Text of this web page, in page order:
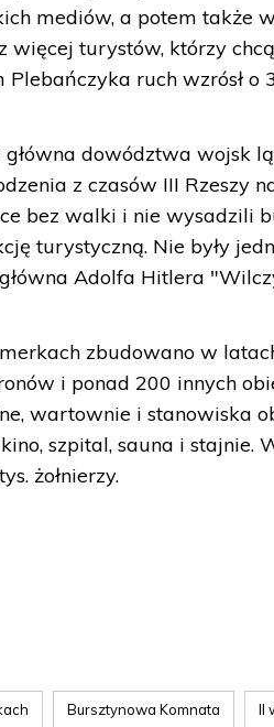
mediów, a potem także
więcej turystów, którzy
Plebańczyka ruch wzrósł o
dowództwa wojsk
z czasów III Rzeszy
bez walki i nie wysadzili
turystyczną. Nie były
Adolfa Hitlera
zbudowano w
i ponad 200 innych
wartownie i stanowiska
szpital, sauna i
żołnierzy.
Bursztynowa Komnata II